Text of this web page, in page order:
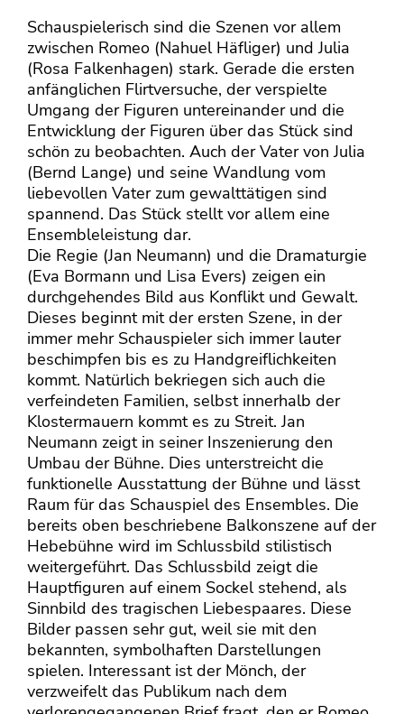
Schauspielerisch sind die Szenen vor allem
zwischen Romeo (Nahuel Häfliger) und Julia
(Rosa Falkenhagen) stark. Gerade die ersten
anfänglichen Flirtversuche, der verspielte
Umgang der Figuren untereinander und die
Entwicklung der Figuren über das Stück sind
schön zu beobachten. Auch der Vater von Julia
(Bernd Lange) und seine Wandlung vom
liebevollen Vater zum gewalttätigen sind
spannend. Das Stück stellt vor allem eine
Ensembleleistung dar.
Die Regie (Jan Neumann) und die Dramaturgie
(Eva Bormann und Lisa Evers) zeigen ein
durchgehendes Bild aus Konflikt und Gewalt.
Dieses beginnt mit der ersten Szene, in der
immer mehr Schauspieler sich immer lauter
beschimpfen bis es zu Handgreiflichkeiten
kommt. Natürlich bekriegen sich auch die
verfeindeten Familien, selbst innerhalb der
Klostermauern kommt es zu Streit. Jan
Neumann zeigt in seiner Inszenierung den
Umbau der Bühne. Dies unterstreicht die
funktionelle Ausstattung der Bühne und lässt
Raum für das Schauspiel des Ensembles. Die
bereits oben beschriebene Balkonszene auf der
Hebebühne wird im Schlussbild stilistisch
weitergeführt. Das Schlussbild zeigt die
Hauptfiguren auf einem Sockel stehend, als
Sinnbild des tragischen Liebespaares. Diese
Bilder passen sehr gut, weil sie mit den
bekannten, symbolhaften Darstellungen
spielen. Interessant ist der Mönch, der
verzweifelt das Publikum nach dem